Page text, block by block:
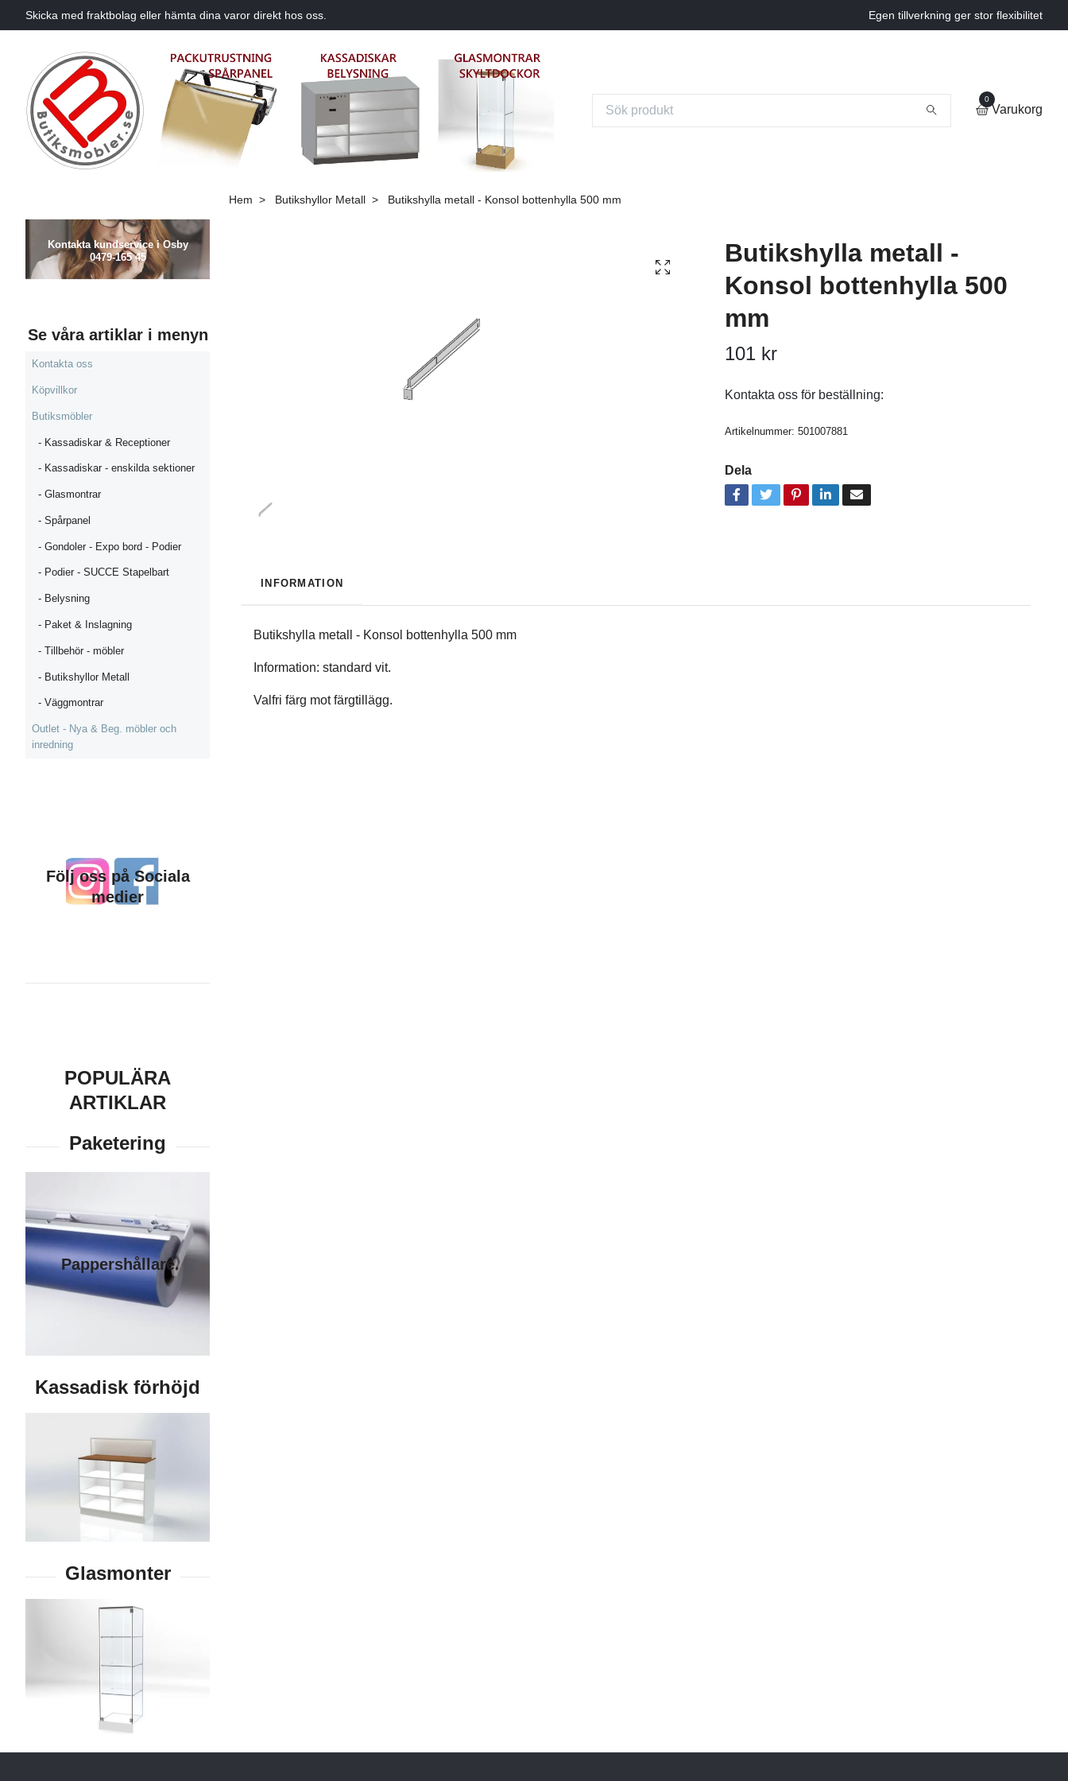
Skicka med fraktbolag eller hämta dina varor direkt hos oss. Egen tillverkning ger stor flexibilitet
0
Varukorg
Kontakta kundservice i Osby
0479-165 45
Se våra artiklar i menyn
Kontakta oss
Köpvillkor
Butiksmöbler
- Kassadiskar & Receptioner
- Kassadiskar - enskilda sektioner
- Glasmontrar
- Spårpanel
- Gondoler - Expo bord - Podier
- Podier - SUCCE Stapelbart
- Belysning
- Paket & Inslagning
- Tillbehör - möbler
- Butikshyllor Metall
- Väggmontrar
Outlet - Nya & Beg. möbler och
inredning
Följ oss på Sociala
medier
POPULÄRA
ARTIKLAR
Pappershållare
Hem Butikshyllor Metall Butikshylla metall - Konsol bottenhylla 500 mm
Butikshylla metall -
Konsol bottenhylla 500
mm
101 kr
Kontakta oss för beställning:
Artikelnummer: 501007881
Dela
INFORMATION
Butikshylla metall - Konsol bottenhylla 500 mm
Information: standard vit.
Valfri färg mot färgtillägg.